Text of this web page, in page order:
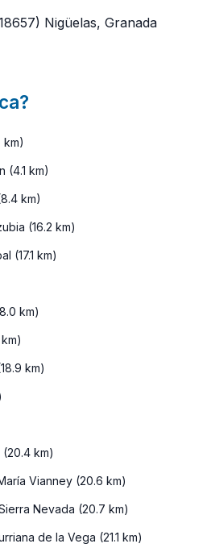
Nigüelas, Granada
km)
(4.1 km)
km)
(16.2 km)
(17.1 km)
km)
km)
km)
Vianney (20.6 km)
Nevada (20.7 km)
de la Vega (21.1 km)